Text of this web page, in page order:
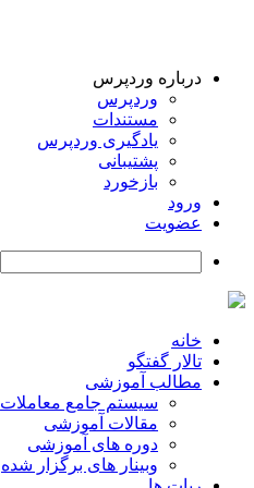
درباره وردپرس
وردپرس
مستندات
یادگیری وردپرس
پشتیبانی
بازخورد
ورود
عضویت
خانه
تالار گفتگو
مطالب آموزشی
سیستم جامع معاملات
مقالات آموزشی
دوره های آموزشی
وبینار های برگزار شده